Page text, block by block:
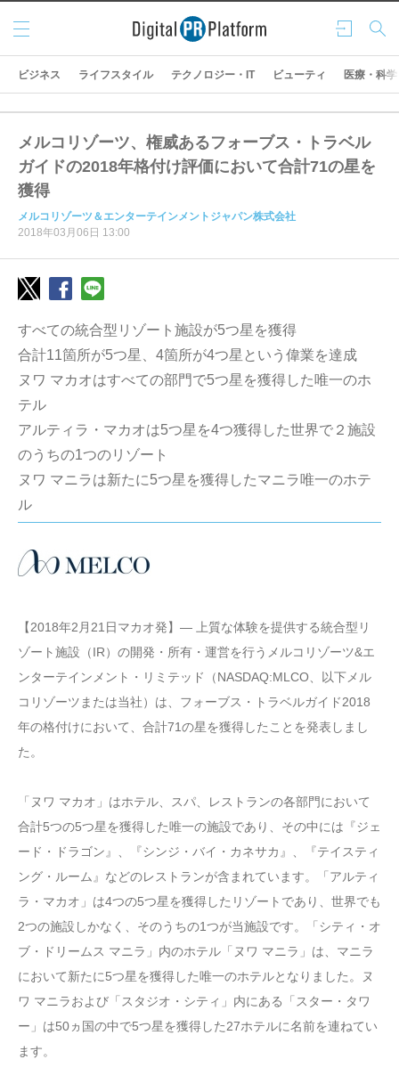
ログ
イン
検索
メニ
ュー
ビジネス ライフスタイル テクノロジー・IT ビューティ 医療・科学
メルコリゾーツ、権威あるフォーブス・トラベル
ガイドの2018年格付け評価において合計71の星を
獲得
メルコリゾーツ＆エンターテインメントジャパン株式会社
2018年03月06日 13:00
すべての統合型リゾート施設が5つ星を獲得
合計11箇所が5つ星、4箇所が4つ星という偉業を達成
ヌワ マカオはすべての部門で5つ星を獲得した唯一のホ
テル
アルティラ・マカオは5つ星を4つ獲得した世界で２施設
のうちの1つのリゾート
ヌワ マニラは新たに5つ星を獲得したマニラ唯一のホテ
ル
【2018年2月21日マカオ発】― 上質な体験を提供する統合型リ
ゾート施設（IR）の開発・所有・運営を行うメルコリゾーツ&エ
ンターテインメント・リミテッド（NASDAQ:MLCO、以下メル
コリゾーツまたは当社）は、フォーブス・トラベルガイド2018
年の格付けにおいて、合計71の星を獲得したことを発表しまし
た。
「ヌワ マカオ」はホテル、スパ、レストランの各部門において
合計5つの5つ星を獲得した唯一の施設であり、その中には『ジェ
ード・ドラゴン』、『シンジ・バイ・カネサカ』、『テイスティ
ング・ルーム』などのレストランが含まれています。「アルティ
ラ・マカオ」は4つの5つ星を獲得したリゾートであり、世界でも
2つの施設しかなく、そのうちの1つが当施設です。「シティ・オ
ブ・ドリームス マニラ」内のホテル「ヌワ マニラ」は、マニラ
において新たに5つ星を獲得した唯一のホテルとなりました。ヌ
ワ マニラおよび「スタジオ・シティ」内にある「スター・タワ
ー」は50ヵ国の中で5つ星を獲得した27ホテルに名前を連ねてい
ます。